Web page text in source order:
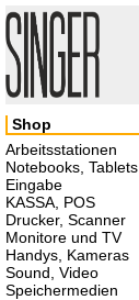
Shop
Arbeitsstationen
Notebooks, Tablets
Eingabe
KASSA, POS
Drucker, Scanner
Monitore und TV
Handys, Kameras
Sound, Video
Speichermedien